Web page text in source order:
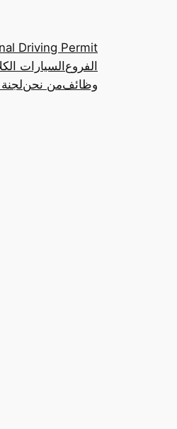
Driving Permit
السيارات الفروع
من نحنوظائف